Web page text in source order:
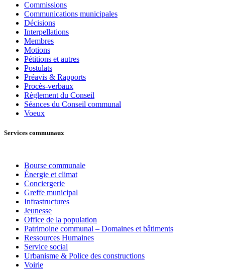
Commissions
Communications municipales
Décisions
Interpellations
Membres
Motions
Pétitions et autres
Postulats
Préavis & Rapports
Procès-verbaux
Règlement du Conseil
Séances du Conseil communal
Voeux
Services communaux
Bourse communale
Énergie et climat
Conciergerie
Greffe municipal
Infrastructures
Jeunesse
Office de la population
Patrimoine communal – Domaines et bâtiments
Ressources Humaines
Service social
Urbanisme & Police des constructions
Voirie